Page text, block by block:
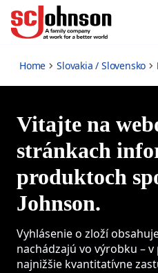
Home Slovakia / Slovensko
Vitajte na
stránkach
produktoch
Johnson.
Vyhlásenie o zloží
nachádzajú vo výrobku –
najnižšie kvantitatívne